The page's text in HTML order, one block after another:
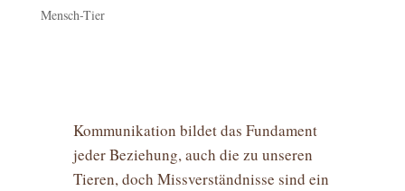
Mensch-Tier
Kommunikation bildet das Fundament
jeder Beziehung, auch die zu unseren
Tieren, doch Missverständnisse sind ein